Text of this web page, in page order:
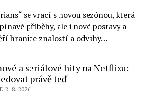
se vrací s novou sezónou, která
příběhy, ale i nové postavy a
hranice znalostí a odvahy…
a seriálové hity na Netflixu:
právě teď
2. 8. 2026